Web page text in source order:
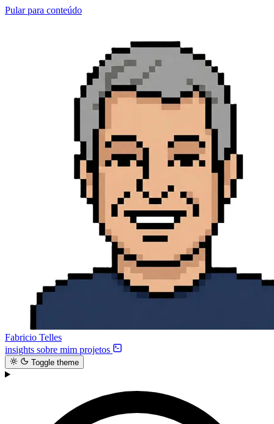
Pular para conteúdo
Fabricio Telles
insights sobre mim projetos
Toggle theme